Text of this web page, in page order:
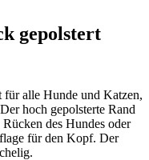
gepolstert
für alle Hunde und Katzen,
hoch gepolsterte Rand
des Hundes oder
für den Kopf. Der